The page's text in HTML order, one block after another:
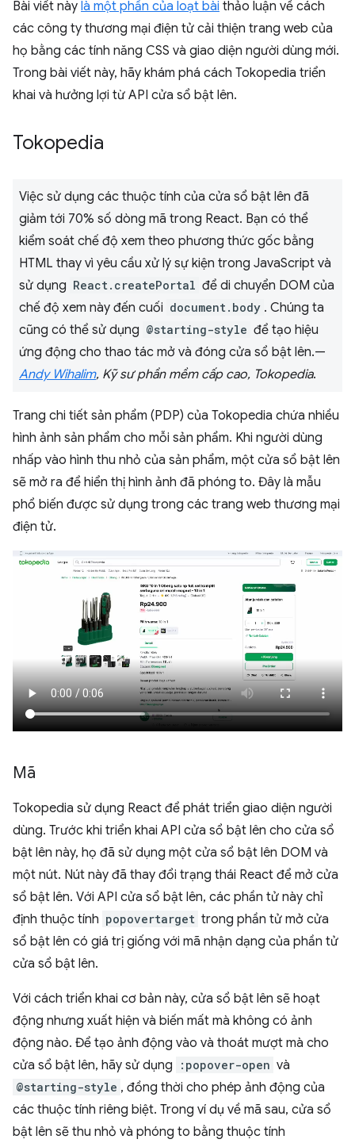
Bài viết này là một phần của loạt bài thảo luận về cách
các công ty thương mại điện tử cải thiện trang web của
họ bằng các tính năng CSS và giao diện người dùng mới.
Trong bài viết này, hãy khám phá cách Tokopedia triển
khai và hưởng lợi từ API cửa sổ bật lên.
Tokopedia
Việc sử dụng các thuộc tính của cửa sổ bật lên đã
giảm tới 70% số dòng mã trong React. Bạn có thể
kiểm soát chế độ xem theo phương thức gốc bằng
HTML thay vì yêu cầu xử lý sự kiện trong JavaScript và
sử dụng React.createPortal để di chuyển DOM của
chế độ xem này đến cuối document.body . Chúng ta
cũng có thể sử dụng @starting-style để tạo hiệu
ứng động cho thao tác mở và đóng cửa sổ bật lên.—
Andy Wihalim, Kỹ sư phần mềm cấp cao, Tokopedia.
Trang chi tiết sản phẩm (PDP) của Tokopedia chứa nhiều
hình ảnh sản phẩm cho mỗi sản phẩm. Khi người dùng
nhấp vào hình thu nhỏ của sản phẩm, một cửa sổ bật lên
sẽ mở ra để hiển thị hình ảnh đã phóng to. Đây là mẫu
phổ biến được sử dụng trong các trang web thương mại
điện tử.
Mã
Tokopedia sử dụng React để phát triển giao diện người
dùng. Trước khi triển khai API cửa sổ bật lên cho cửa sổ
bật lên này, họ đã sử dụng một cửa sổ bật lên DOM và
một nút. Nút này đã thay đổi trạng thái React để mở cửa
sổ bật lên. Với API cửa sổ bật lên, các phần tử này chỉ
định thuộc tính popovertarget trong phần tử mở cửa
sổ bật lên có giá trị giống với mã nhận dạng của phần tử
cửa sổ bật lên.
Với cách triển khai cơ bản này, cửa sổ bật lên sẽ hoạt
động nhưng xuất hiện và biến mất mà không có ảnh
động nào. Để tạo ảnh động vào và thoát mượt mà cho
cửa sổ bật lên, hãy sử dụng
:popover-open và
@starting-style , đồng thời cho phép ảnh động của
các thuộc tính riêng biệt. Trong ví dụ về mã sau, cửa sổ
bật lên sẽ thu nhỏ và phóng to bằng thuộc tính